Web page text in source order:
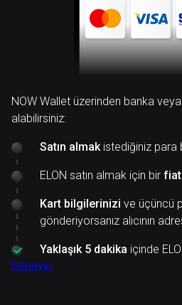
NOW Wallet üzerinden banka veya
alabilirsiniz:
Satın almakistediğiniz para
ELON satın almak için bir fiat
Kart bilgilerinizi ve üçüncü
gönderiyorsanız alıcının
Yaklaşık 5 dakika içinde
Deneyin